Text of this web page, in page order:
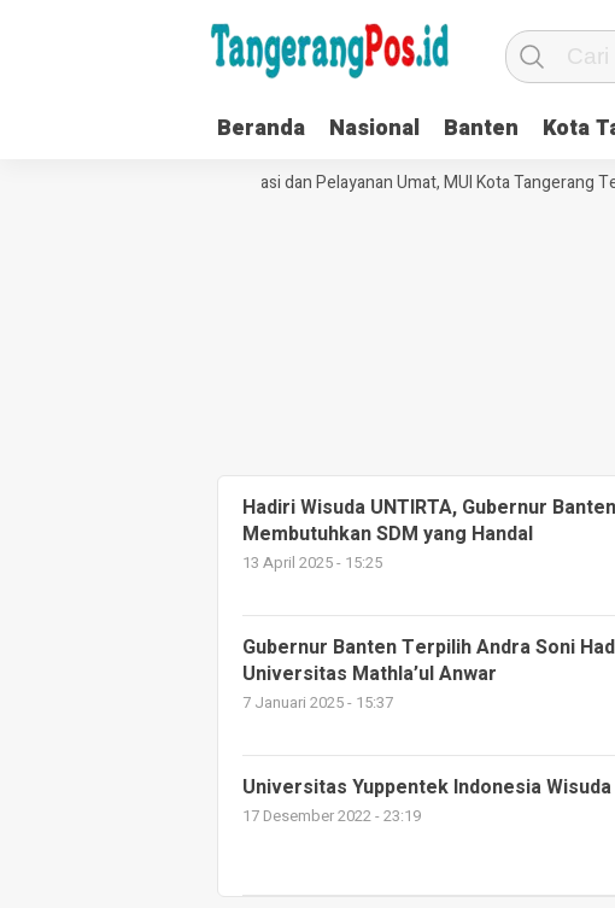
Beranda Nasional Banten Kota
Perkuat Tata Kelola Organisasi dan Pelayanan Umat, MUI Kota Tangerang
Hadiri Wisuda UNTIRTA, Gubernur
Membutuhkan SDM yang Handal
13 April 2025 - 15:25
Gubernur Banten Terpilih Andra Soni
Universitas Mathla’ul Anwar
7 Januari 2025 - 15:37
Universitas Yuppentek Indonesia
17 Desember 2022 - 23:19